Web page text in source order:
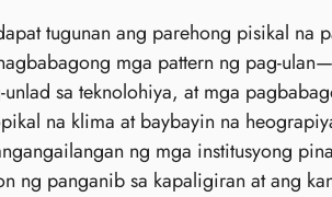
tugunan ang parehong pisikal na
mga pattern ng pag-
sa teknolohiya, at mga
na klima at baybayin na
ng mga institusyong
ng panganib sa kapaligiran at ang